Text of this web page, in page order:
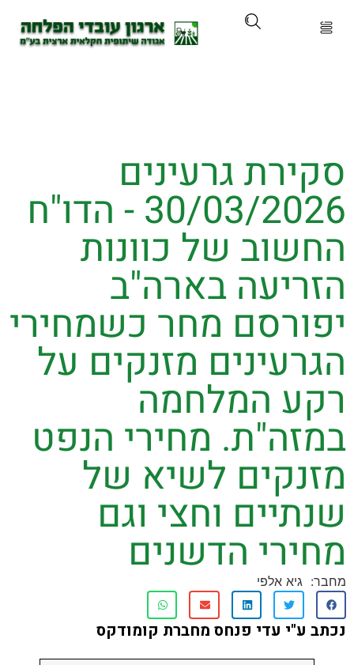
והכשרות
ועדכונים
קשר
ארגון עובדי הפלחה
גרעינים
30/03/2026 - הדו"ח
של כוונות
בארה"ב
מחר כשמחירי
מזנקים על
המלחמה
מחירי הנפט
לשיא של
וחצי וגם
הדשנים
גיא אלפי
ע"י עדי פנחס מחברת קומודקס